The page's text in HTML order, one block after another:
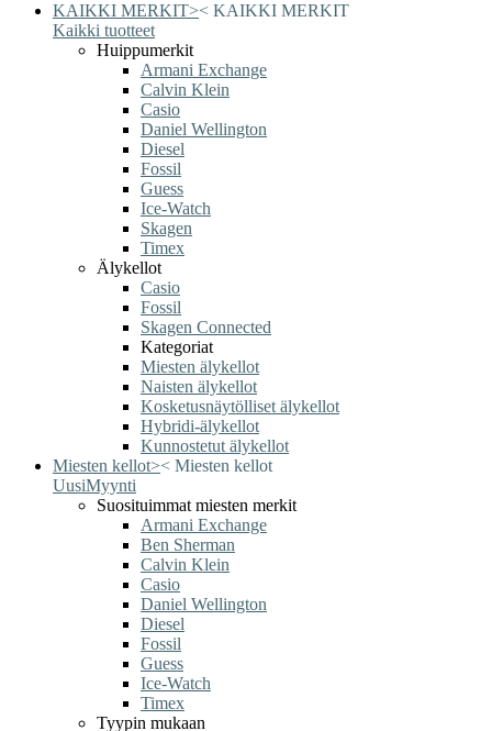
KAIKKI MERKIT>< KAIKKI MERKIT
Kaikki tuotteet
Huippumerkit
Armani Exchange
Calvin Klein
Casio
Daniel Wellington
Diesel
Fossil
Guess
Ice-Watch
Skagen
Timex
Älykellot
Casio
Fossil
Skagen Connected
Kategoriat
Miesten älykellot
Naisten älykellot
Kosketusnäytölliset älykellot
Hybridi-älykellot
Kunnostetut älykellot
Miesten kellot>< Miesten kellot
UusiMyynti
Suosituimmat miesten merkit
Armani Exchange
Ben Sherman
Calvin Klein
Casio
Daniel Wellington
Diesel
Fossil
Guess
Ice-Watch
Timex
Tyypin mukaan